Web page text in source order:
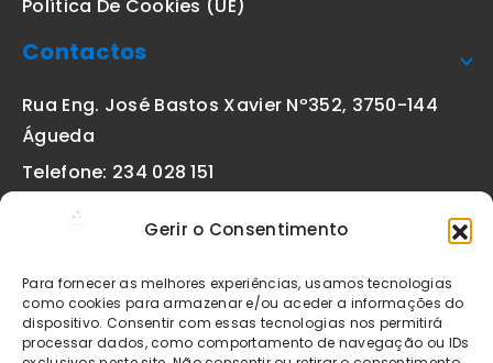
Gerir o Consentimento
Para fornecer as melhores experiências, usamos tecnologias
como cookies para armazenar e/ou aceder a informações do
dispositivo. Consentir com essas tecnologias nos permitirá
processar dados, como comportamento de navegação ou IDs
Política De Cookies (UE)
Contactos
Rua Eng. José Bastos Xavier Nº352, 3750-144
Águeda
Telefone: 234 028 151
geral@etiquetas-online.pt
Os preços indicados incluem IVA à taxa legal em vigor. Todos